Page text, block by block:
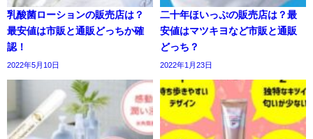
乳酸菌ローションの販売店は？
最安値は市販と通販どっちか確
認！
2022年5月10日
二十年ほいっぷの販売店は？最
安値はマツキヨなど市販と通販
どっち？
2022年1月23日